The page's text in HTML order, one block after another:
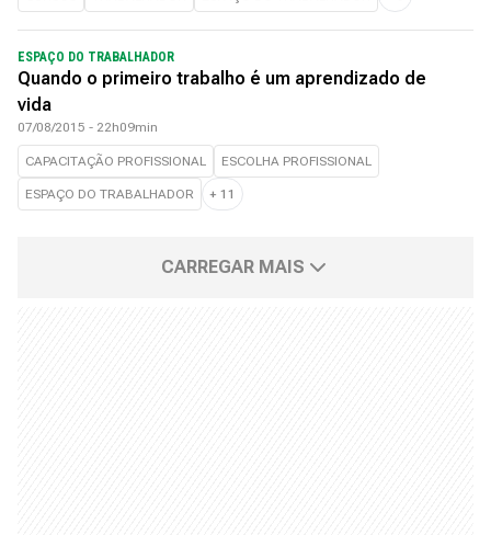
ESPAÇO DO TRABALHADOR
Quando o primeiro trabalho é um aprendizado de
vida
07/08/2015 - 22h09min
CAPACITAÇÃO PROFISSIONAL ESCOLHA PROFISSIONAL
ESPAÇO DO TRABALHADOR + 11
CARREGAR MAIS